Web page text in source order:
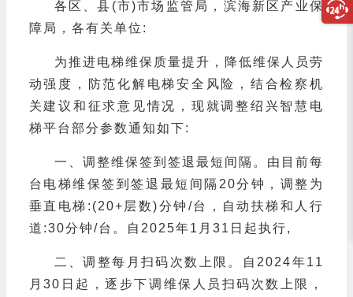
各区、县(市)市场监管局，滨海新区产业保
障局，各有关单位:
为推进电梯维保质量提升，降低维保人员劳
动强度，防范化解电梯安全风险，结合检察机
关建议和征求意见情况，现就调整绍兴智慧电
梯平台部分参数通知如下:
一、调整维保签到签退最短间隔。由目前每
台电梯维保签到签退最短间隔20分钟，调整为
垂直电梯:(20+层数)分钟/台，自动扶梯和人行
道:30分钟/台。自2025年1月31日起执行,
二、调整每月扫码次数上限。自2024年11
月30日起，逐步下调维保人员扫码次数上限，